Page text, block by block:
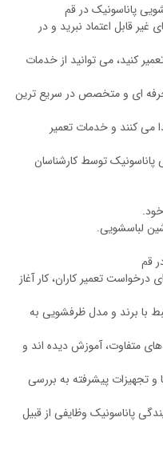
پاناسونیک در قم
غیر قابل اعتماد نبرید و در
کنید، می توانید از خدمات
حرفه ای و متخصص در سریع ترین
می کنند و خدمات تعمیر
پاناسونیک توسط کارشناسان
قم
درخواست تعمیر کاران، کار آغاز
با برند و مدل ظرفشویی به
متفاوت، آموزش دیده اند و
و تجهیزات پیشرفته به بررسی
پاناسونیک وظایفی از قبیل